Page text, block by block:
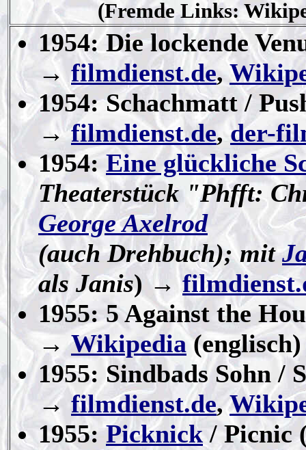
(Fremde Links:
1954: Die lockende
→filmdienst.de,
1954: Schachmatt /
→filmdienst.de,der-
1954:Eine glückliche
Theaterstück "Phfft:
George Axelrod
(auch Drehbuch); mit
als Janis) →
1955: 5 Against the
→Wikipedia(englisch)
1955: Sindbads Sohn /
→ filmdienst.de,
1955:Picknick/ Picnic